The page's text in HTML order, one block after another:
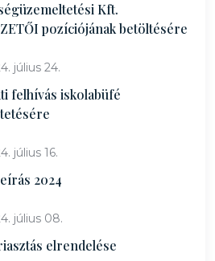
Kft.
pozíciójának betöltésére
július 24.
felhívás iskolabüfé
július 16.
2024
július 08.
elrendelése